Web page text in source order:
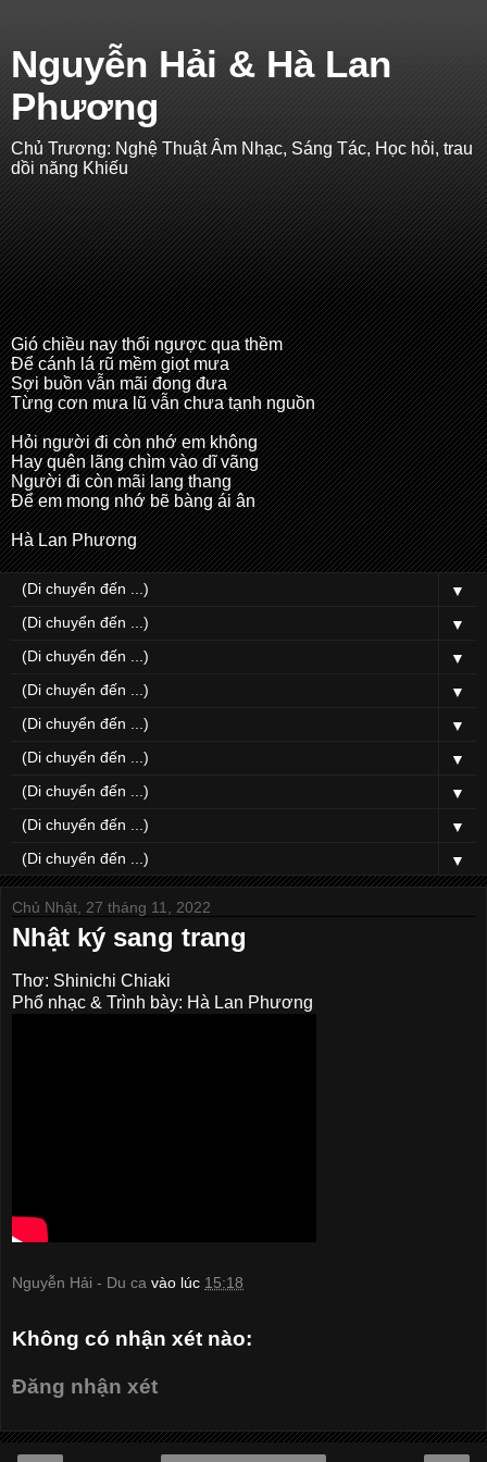
Nguyễn Hải & Hà Lan
Phương
Chủ Trương: Nghệ Thuật Âm Nhạc, Sáng Tác, Học hỏi, trau
dồi năng Khiếu
Gió chiều nay thổi ngược qua thềm
Để cánh lá rũ mềm giọt mưa
Sợi buồn vẫn mãi đong đưa
Từng cơn mưa lũ vẫn chưa tạnh nguồn
Hỏi người đi còn nhớ em không
Hay quên lãng chìm vào dĩ vãng
Người đi còn mãi lang thang
Để em mong nhớ bẽ bàng ái ân
Hà Lan Phương
▼
▼
▼
▼
▼
▼
▼
▼
▼
Chủ Nhật, 27 tháng 11, 2022
Nhật ký sang trang
Thơ: Shinichi Chiaki
Phổ nhạc & Trình bày: Hà Lan Phương
Nguyễn Hải - Du ca vào lúc 15:18
Không có nhận xét nào:
Đăng nhận xét